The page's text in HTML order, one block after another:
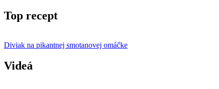
Top recept
Diviak na pikantnej smotanovej omáčke
Videá